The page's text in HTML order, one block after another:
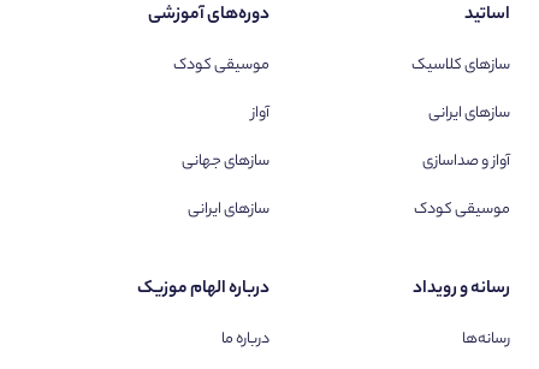
اساتید
سازهای کلاسیک
سازهای ایرانی
آواز و صداسازی
موسیقی کودک
دوره‌های آموزشی
موسیقی کودک
آواز
سازهای جهانی
سازهای ایرانی
رسانه و رویداد
رسانه‌ها
درباره الهام موزیک
درباره ما